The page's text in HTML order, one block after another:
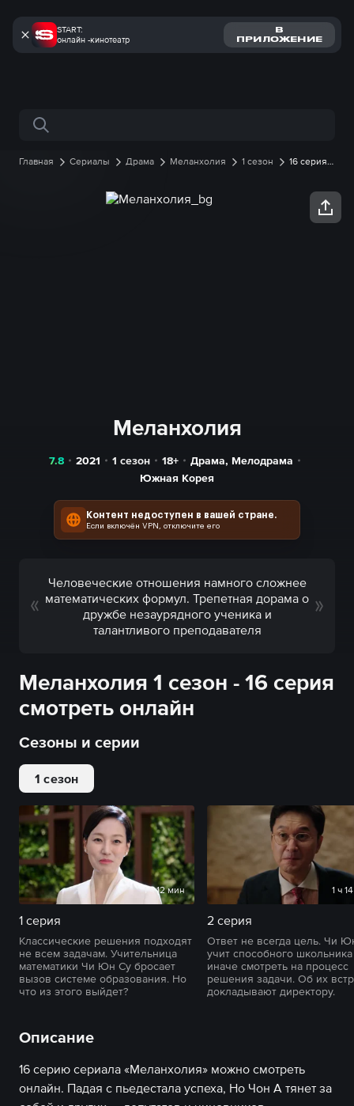
START:
онлайн -кинотеатр
В
ПРИЛОЖЕНИЕ
Поиск по сайту
Главная Сериалы Драма Меланхолия 1 сезон
16 серия
Меланхолия
7.8 2021 1 сезон 18+ Драма, Мелодрама
Южная Корея
Контент недоступен в вашей стране.
Если включён VPN, отключите его
Человеческие отношения намного сложнее
математических формул. Трепетная дорама о
дружбе незаурядного ученика и
талантливого преподавателя
Меланхолия 1 сезон - 16 серия
смотреть онлайн
Сезоны и серии
1 сезон
1 ч 12 мин
1 серия
Классические решения подходят
не всем задачам. Учительница
математики Чи Юн Су бросает
вызов системе образования. Но
что из этого выйдет?
1 ч
2 серия
Ответ не всегда цель. Чи
учит способного школьника
иначе смотреть на процесс
решения задачи. Об их
докладывают директору.
Описание
16 серию сериала «Меланхолия» можно смотреть
онлайн. Падая с пьедестала успеха, Но Чон А тянет за